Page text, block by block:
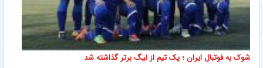
شوک به فوتبال ایران ؛ یک تیم از لیگ برتر گذاشته شد